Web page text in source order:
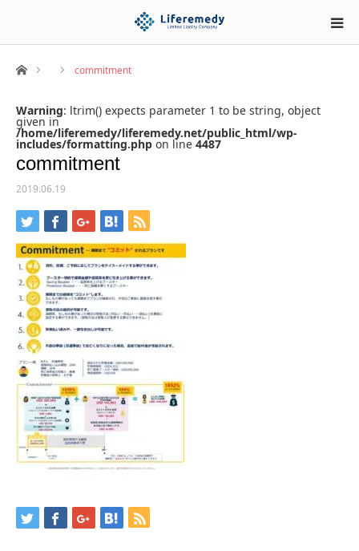
ホーム commitment
Warning: ltrim() expects parameter 1 to be string, object
given in
/home/liferemedy/liferemedy.net/public_html/wp-
includes/formatting.php on line 4487
commitment
2019.06.19